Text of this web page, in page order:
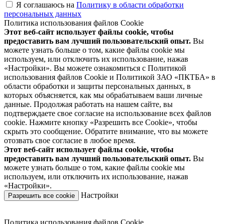
Я соглашаюсь на Политику в области обработки
персональных данных
Политика использования файлов Cookie
Этот веб-сайт использует файлы cookie, чтобы
предоставить вам лучший пользовательский опыт. Вы
можете узнать больше о том, какие файлы cookie мы
используем, или отключить их использование, нажав
«Настройки». Вы можете ознакомиться с Политикой
использования файлов Cookie и Политикой ЗАО «ПКТБА» в
области обработки и защиты персональных данных, в
которых объясняется, как мы обрабатываем ваши личные
данные. Продолжая работать на нашем сайте, вы
подтверждаете свое согласие на использование всех файлов
cookie. Нажмите кнопку «Разрешить все Cookie», чтобы
скрыть это сообщение. Обратите внимание, что вы можете
отозвать свое согласие в любое время.
Этот веб-сайт использует файлы cookie, чтобы
предоставить вам лучший пользовательский опыт. Вы
можете узнать больше о том, какие файлы cookie мы
используем, или отключить их использование, нажав
«Настройки».
Разрешить все cookie Настройки
Политика использования файлов Cookie